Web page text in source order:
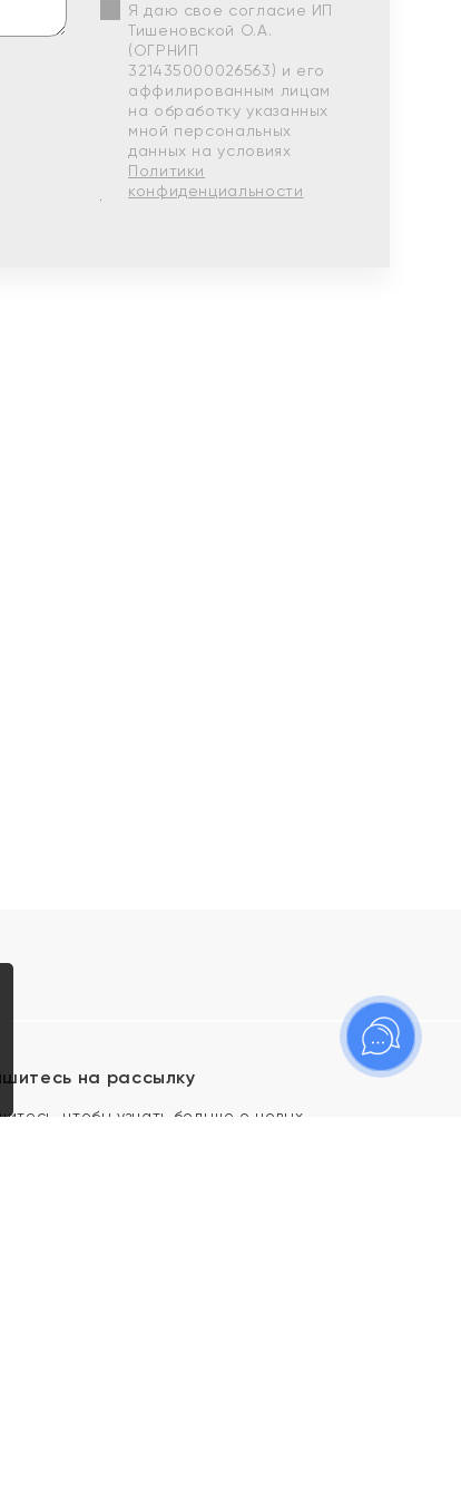
Я даю свое согласие ИП
Тишеновской О.А.
(ОГРНИП
321435000026563) и его
аффилированным лицам
на обработку указанных
мной персональных
данных на условиях
Политики
конфиденциальности
на рассылку
чтобы узнать больше о новых